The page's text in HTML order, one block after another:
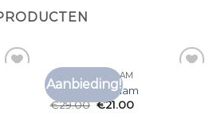
Aanbieding!
T SHIRT MET NAAM
t shirt met naam
€29.00 €21.00